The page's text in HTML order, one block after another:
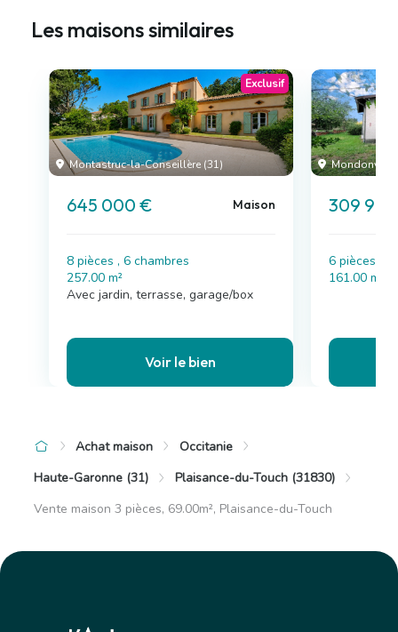
Les maisons similaires
Montastruc-la-Conseillère (31)
Exclusif
645 000 € Maison
8 pièces , 6 chambres
257.00 m²
Avec jardin, terrasse, garage/box
Voir le bien
Mondonville
309
6 pièces , 5
161.00 m²
Achat maison
Occitanie
Haute-Garonne (31)
Plaisance-du-Touch (31830)
Vente maison 3 pièces, 69.00m², Plaisance-du-Touch